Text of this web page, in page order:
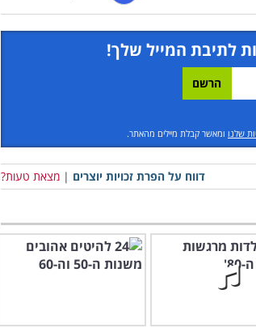
לתיבת המייל שלך!
שלנו ומאשר קבלת מיילים מהאתר.
דווח על הפרת זכויות יוצרים | מצאת טעות?